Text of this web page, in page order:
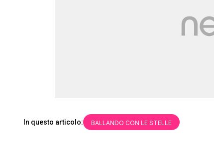
In questo articolo: BALLANDO CON LE STELLE